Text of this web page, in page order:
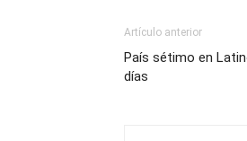
Artículo anterior
País sétimo en
días